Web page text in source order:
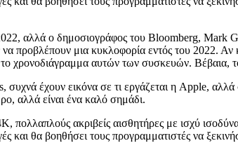
2022, αλλά ο δημοσιογράφος του Bloomberg,
μια κυκλοφορία εντός του 2022. Αν
χρονοδιάγραμμα αυτών των συσκευών. Βέβαια,
έχουν εικόνα σε τι εργάζεται η Apple,
αλλά είναι ένα καλό σημάδι.
πολλαπλούς ακριβείς αισθητήρες με ισχύ
και θα βοηθήσει τους προγραμματιστές να